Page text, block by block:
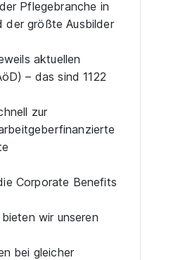
Pflegebranche in
der größte Ausbilder
aktuellen
– das sind 1122
zur
Corporate Benefits
wir unseren
bei gleicher